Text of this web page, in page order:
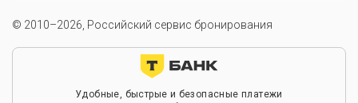
© 2010–2026, Российский сервис бронирования
Удобные, быстрые и безопасные платежи